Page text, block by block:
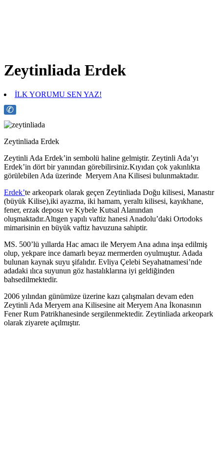
Zeytinliada Erdek
İLK YORUMU SEN YAZ!
✆
Zeytinliada Erdek
Zeytinli Ada Erdek’in sembolü haline gelmiştir. Zeytinli Ada’yı
Erdek’in dört bir yanından görebilirsiniz.Kıyıdan çok yakınlıkta
görülebilen Ada üzerinde Meryem Ana Kilisesi bulunmaktadır.
Erdek’te arkeopark olarak geçen Zeytinliada Doğu kilisesi, Manastır
(büyük Kilise),iki ayazma, iki hamam, yeraltı kilisesi, kayıkhane,
fener, erzak deposu ve Kybele Kutsal Alanından
oluşmaktadır.Altıgen yapılı vaftiz hanesi Anadolu’daki Ortodoks
mimarisinin en büyük vaftiz havuzuna sahiptir.
MS. 500’lü yıllarda Hac amacı ile Meryem Ana adına inşa edilmiş
olup, yekpare ince damarlı beyaz mermerden oyulmuştur. Adada
bulunan kaynak suyu şifalıdır. Evliya Çelebi Seyahatnamesi’nde
adadaki ılıca suyunun göz hastalıklarına iyi geldiğinden
bahsedilmektedir.
2006 yılından günümüze üzerine kazı çalışmaları devam eden
Zeytinli Ada Meryem ana Kilisesine ait Meryem Ana İkonasının
Fener Rum Patrikhanesinde sergilenmektedir. Zeytinliada arkeopark
olarak ziyarete açılmıştır.